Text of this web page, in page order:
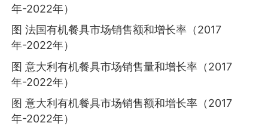
年-2022年）
图 法国有机餐具市场销售额和增长率（2017
年-2022年）
图 意大利有机餐具市场销售量和增长率（2017
年-2022年）
图 意大利有机餐具市场销售额和增长率（2017
年-2022年）